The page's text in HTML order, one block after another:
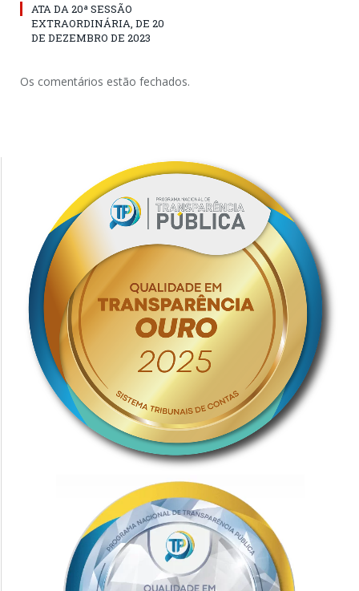
ATA DA 20ª SESSÃO
EXTRAORDINÁRIA, DE 20
DE DEZEMBRO DE 2023
Os comentários estão fechados.